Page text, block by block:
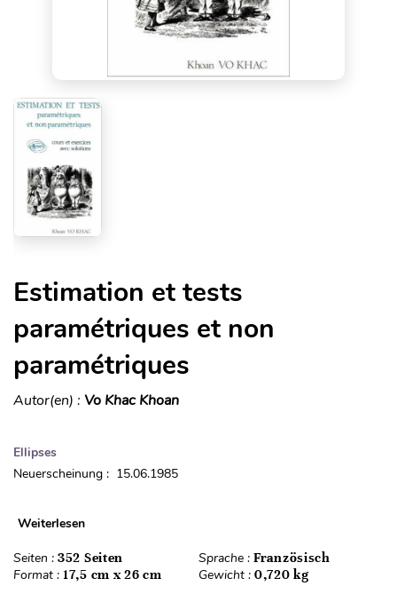
Estimation et tests
paramétriques et non
paramétriques
Autor(en) : Vo Khac Khoan
Ellipses
Neuerscheinung : 15.06.1985
Weiterlesen
Seiten : 352 Seiten Sprache : Französisch
Format : 17,5 cm x 26 cm Gewicht : 0,720 kg